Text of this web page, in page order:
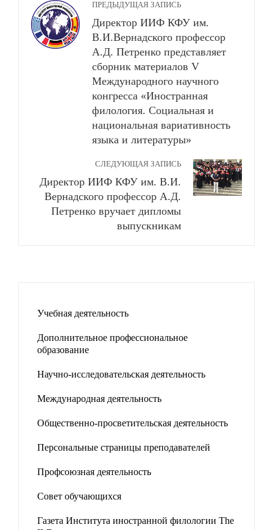
ПРЕДЫДУЩАЯ ЗАПИСЬ
Директор ИИФ КФУ им.
В.И.Вернадского профессор
А.Д. Петренко представляет
сборник материалов V
Международного научного
конгресса «Иностранная
филология. Социальная и
национальная вариативность
языка и литературы»
СЛЕДУЮЩАЯ ЗАПИСЬ
Директор ИИФ КФУ им. В.И.
Вернадского профессор А.Д.
Петренко вручает дипломы
выпускникам
Учебная деятельность
Дополнительное профессиональное
образование
Научно-исследовательская деятельность
Международная деятельность
Общественно-просветительская деятельность
Персональные страницы преподавателей
Профсоюзная деятельность
Совет обучающихся
Газета Института иностранной филологии The